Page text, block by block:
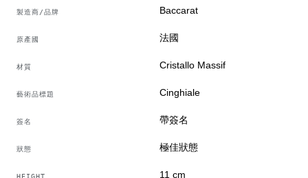
• 宽度（长）：15 cm
• 重量：965 克（结构厚重紧凑）
雕塑处于极佳的保养状态。无任何缺口、划痕、混浊或结
製造商/品牌 Baccarat
原產國 法國
材質 Cristallo Massif
藝術品標題 Cinghiale
簽名 帶簽名
狀態 極佳狀態
HEIGHT 11 cm